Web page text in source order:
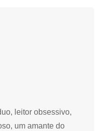
leitor obsessivo,
um amante do